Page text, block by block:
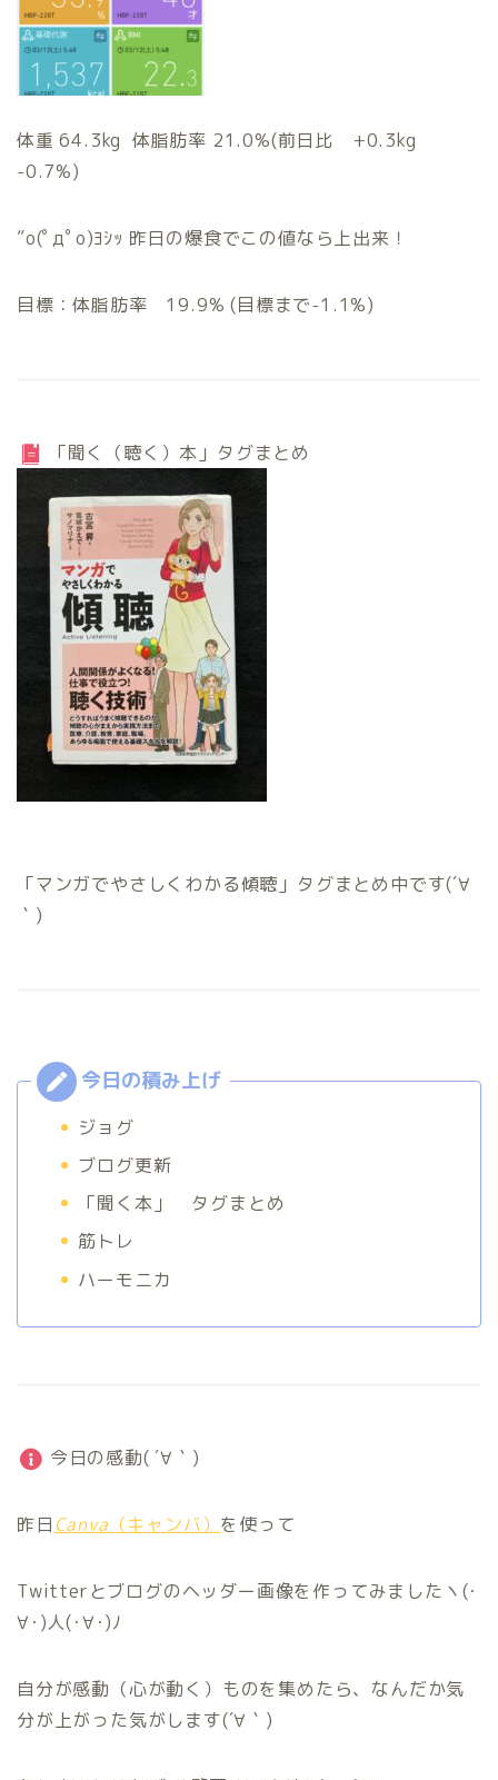
体重 64.3kg 体脂肪率 21.0%(前日比 +0.3kg
-0.7%)
”o(ﾟдﾟo)ﾖｼｯ 昨日の爆食でこの値なら上出来！
目標：体脂肪率 19.9% (目標まで-1.1%)
「聞く（聴く）本」タグまとめ
「マンガでやさしくわかる傾聴」タグまとめ中です(´∀
｀)
ジョグ
ブログ更新
「聞く本」 タグまとめ
筋トレ
ハーモニカ
今日の感動( ´∀｀)
昨日Canva （キャンバ） を使って
Twitterとブログのヘッダー画像を作ってみましたヽ(･
∀･)人(･∀･)ﾉ
自分が感動（心が動く）ものを集めたら、なんだか気
分が上がった気がします(´∀｀)